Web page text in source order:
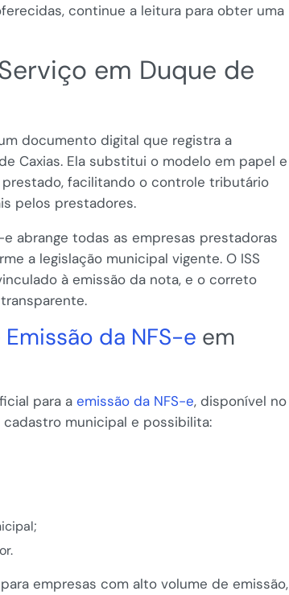
continue a leitura para obter uma
em Duque de
documento digital que registra a
Caxias. Ela substitui o modelo em papel e
facilitando o controle tributário
pelos prestadores.
abrange todas as empresas prestadoras
a legislação municipal vigente. O ISS
à emissão da nota, e o correto
Emissão da NFS-e em
para a emissão da NFS-e, disponível no
municipal e possibilita:
empresas com alto volume de emissão,